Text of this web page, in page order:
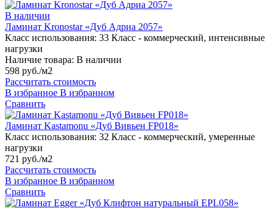
В наличии
Ламинат Kronostar «Дуб Адриа 2057»
Класс использования: 33 Класс - коммерческий, интенсивные
нагрузки
Наличие товара: В наличии
598 руб./м2
Рассчитать стоимость
В избранное В избранном
Сравнить
Ламинат Kastamonu «Дуб Вивьен FP018»
Класс использования: 32 Класс - коммерческий, умеренные
нагрузки
721 руб./м2
Рассчитать стоимость
В избранное В избранном
Сравнить